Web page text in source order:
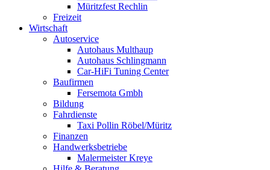
Müritzfest Rechlin
Freizeit
Wirtschaft
Autoservice
Autohaus Multhaup
Autohaus Schlingmann
Car-HiFi Tuning Center
Baufirmen
Fersemota Gmbh
Bildung
Fahrdienste
Taxi Pollin Röbel/Müritz
Finanzen
Handwerksbetriebe
Malermeister Kreye